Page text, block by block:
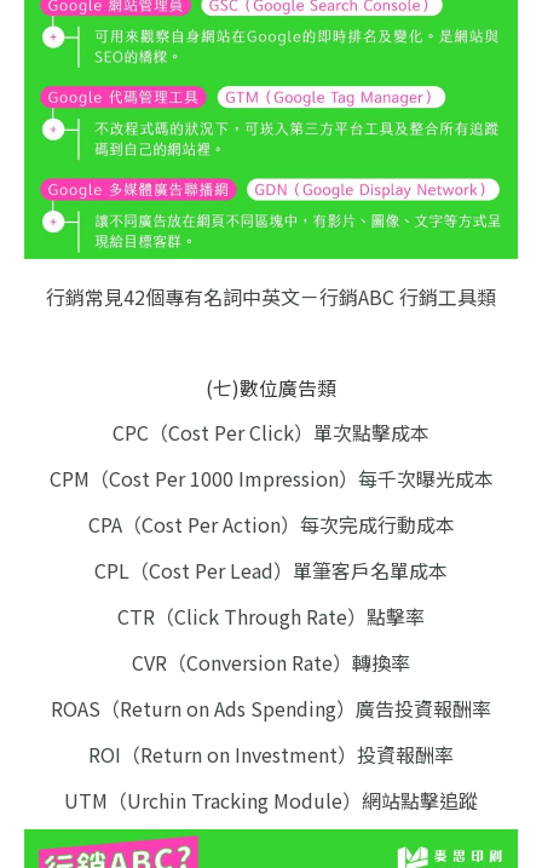
行銷常見42個專有名詞中英文－行銷ABC 行銷工具類
(七)數位廣告類
CPC（Cost Per Click）單次點擊成本
CPM（Cost Per 1000 Impression）每千次曝光成本
CPA（Cost Per Action）每次完成行動成本
CPL（Cost Per Lead）單筆客戶名單成本
CTR（Click Through Rate）點擊率
CVR（Conversion Rate）轉換率
ROAS（Return on Ads Spending）廣告投資報酬率
ROI（Return on Investment）投資報酬率
UTM（Urchin Tracking Module）網站點擊追蹤